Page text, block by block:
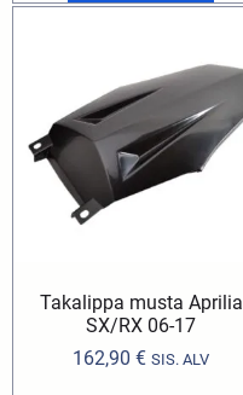
Takalippa musta Aprilia
SX/RX 06-17
162,90 € SIS. ALV